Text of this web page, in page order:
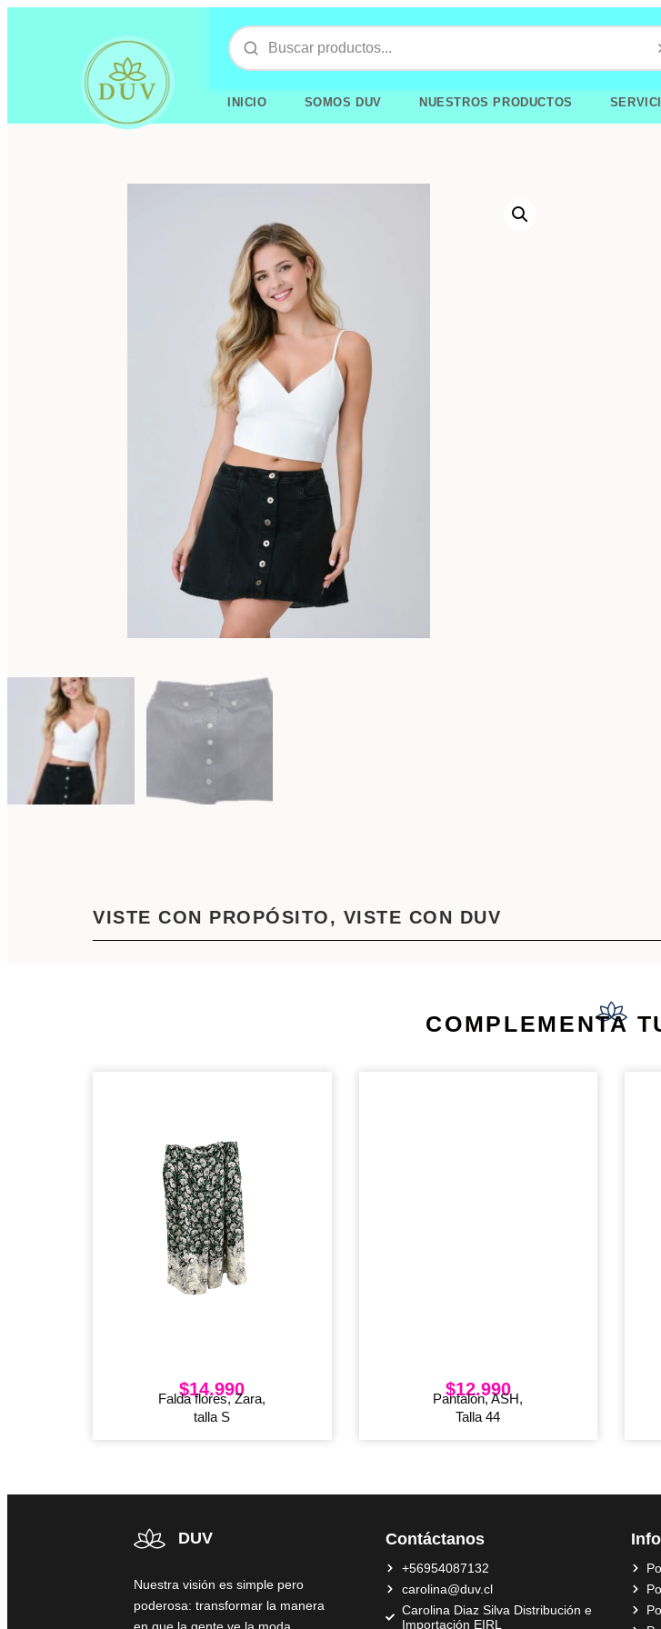
INICIO SOMOS DUV NUESTROS PRODUCTOS
VISTE CON PROPÓSITO, VISTE CON DUV
COMPLEMENTA
$14.990
Falda flores, Zara,
talla S
$12.990
Pantalón, ASH,
Talla 44
DUV
Nuestra visión es simple pero
poderosa: transformar la manera
Contáctanos
+56954087132
carolina@duv.cl
Carolina Diaz Silva Distribución e
Importación EIRL